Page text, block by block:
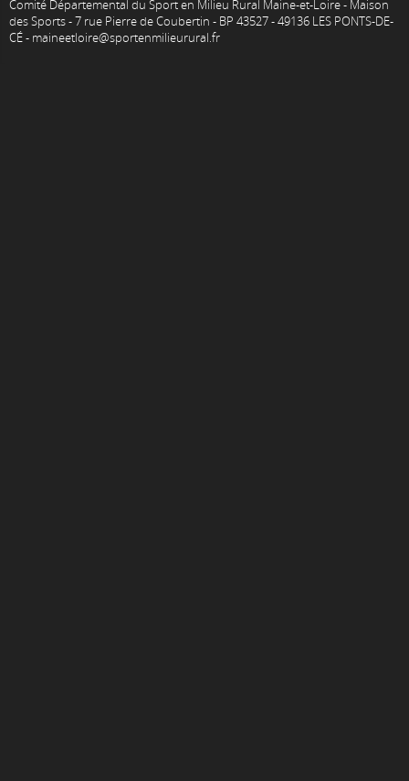
Comité Départemental du Sport en Milieu Rural Maine-et-Loire - Maison
des Sports - 7 rue Pierre de Coubertin - BP 43527 - 49136 LES PONTS-DE-
CÉ - maineetloire@sportenmilieurural.fr